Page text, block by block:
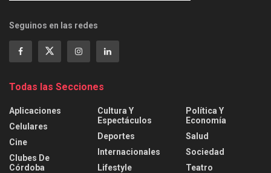
Seguinos en las redes
Todas las Secciones
Aplicaciones
Celulares
Cine
Clubes De
Córdoba
Cultura Y
Espectáculos
Deportes
Internacionales
Lifestyle
Política Y
Economía
Salud
Sociedad
Teatro